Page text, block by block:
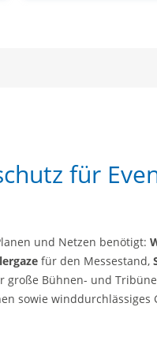
für
und Netzen benötigt:
für den Messestand,
große Bühnen- und
sowie winddurchlässiges